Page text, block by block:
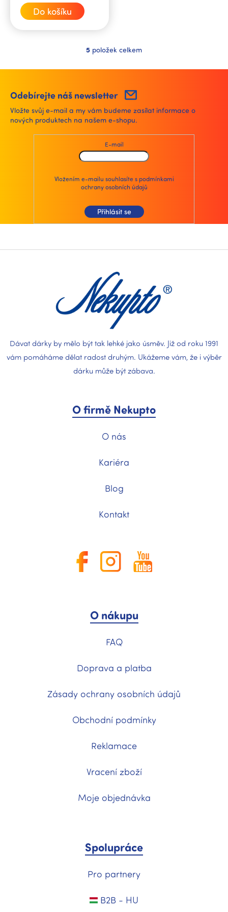
cena:
Do košíku
O
l
d
a
c
í
r
v
k
v
ý
i
s
u
5 položek celkem
Odebírejte náš newsletter
Vložte svůj e-mail a my vám budeme zasílat informace o
nových produktech na našem e-shopu.
E-mail
Vložením e-mailu souhlasíte spodmínkami
ochrany osobních údajů
Přihlásit se
Z
p
Dávat dárky by mělo být tak lehké jako úsměv. Již od roku 1991
vám pomáháme dělat radost druhým. Ukážeme vám, že i výběr
dárku může být zábava.
O firmě Nekupto
O nás
Kariéra
Blog
Kontakt
O nákupu
FAQ
Doprava a platba
Zásady ochrany osobních údajů
Obchodní podmínky
Reklamace
Vracení zboží
Moje objednávka
Spolupráce
Pro partnery
B2B - HU